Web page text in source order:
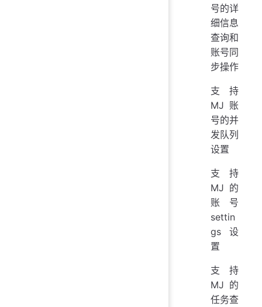
号的详
细信息
查询和
账号同
步操作
支持
MJ账
号的并
发队列
设置
支持
MJ的
账号
settin
gs设
置
支持
MJ的
任务查